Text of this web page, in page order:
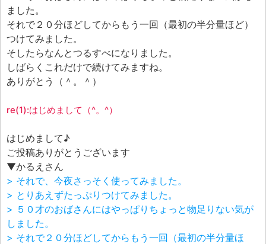
ました。
それで２０分ほどしてからもう一回（最初の半分量ほど）
つけてみました。
そしたらなんとつるすべになりました。
しばらくこれだけで続けてみますね。
ありがとう（＾。＾）
re(1):はじめまして（^。^）
はじめまして♪
ご投稿ありがとうございます
▼かるえさん
> それで、今夜さっそく使ってみました。
> とりあえずたっぷりつけてみました。
> ５０才のおばさんにはやっぱりちょっと物足りない気が
しました。
> それで２０分ほどしてからもう一回（最初の半分量ほ